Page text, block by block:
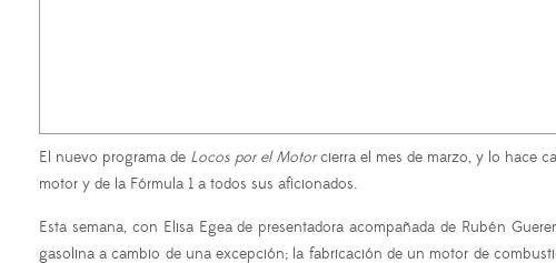
El nuevo programa de Locos por el Motorcierra el mes de marzo, y lo hace
motor y de la Fórmula 1 a todos sus aficionados.
Esta semana, con Elisa Egea de presentadora acompañada de Rubén
gasolina a cambio de una excepción; la fabricación de un motor de